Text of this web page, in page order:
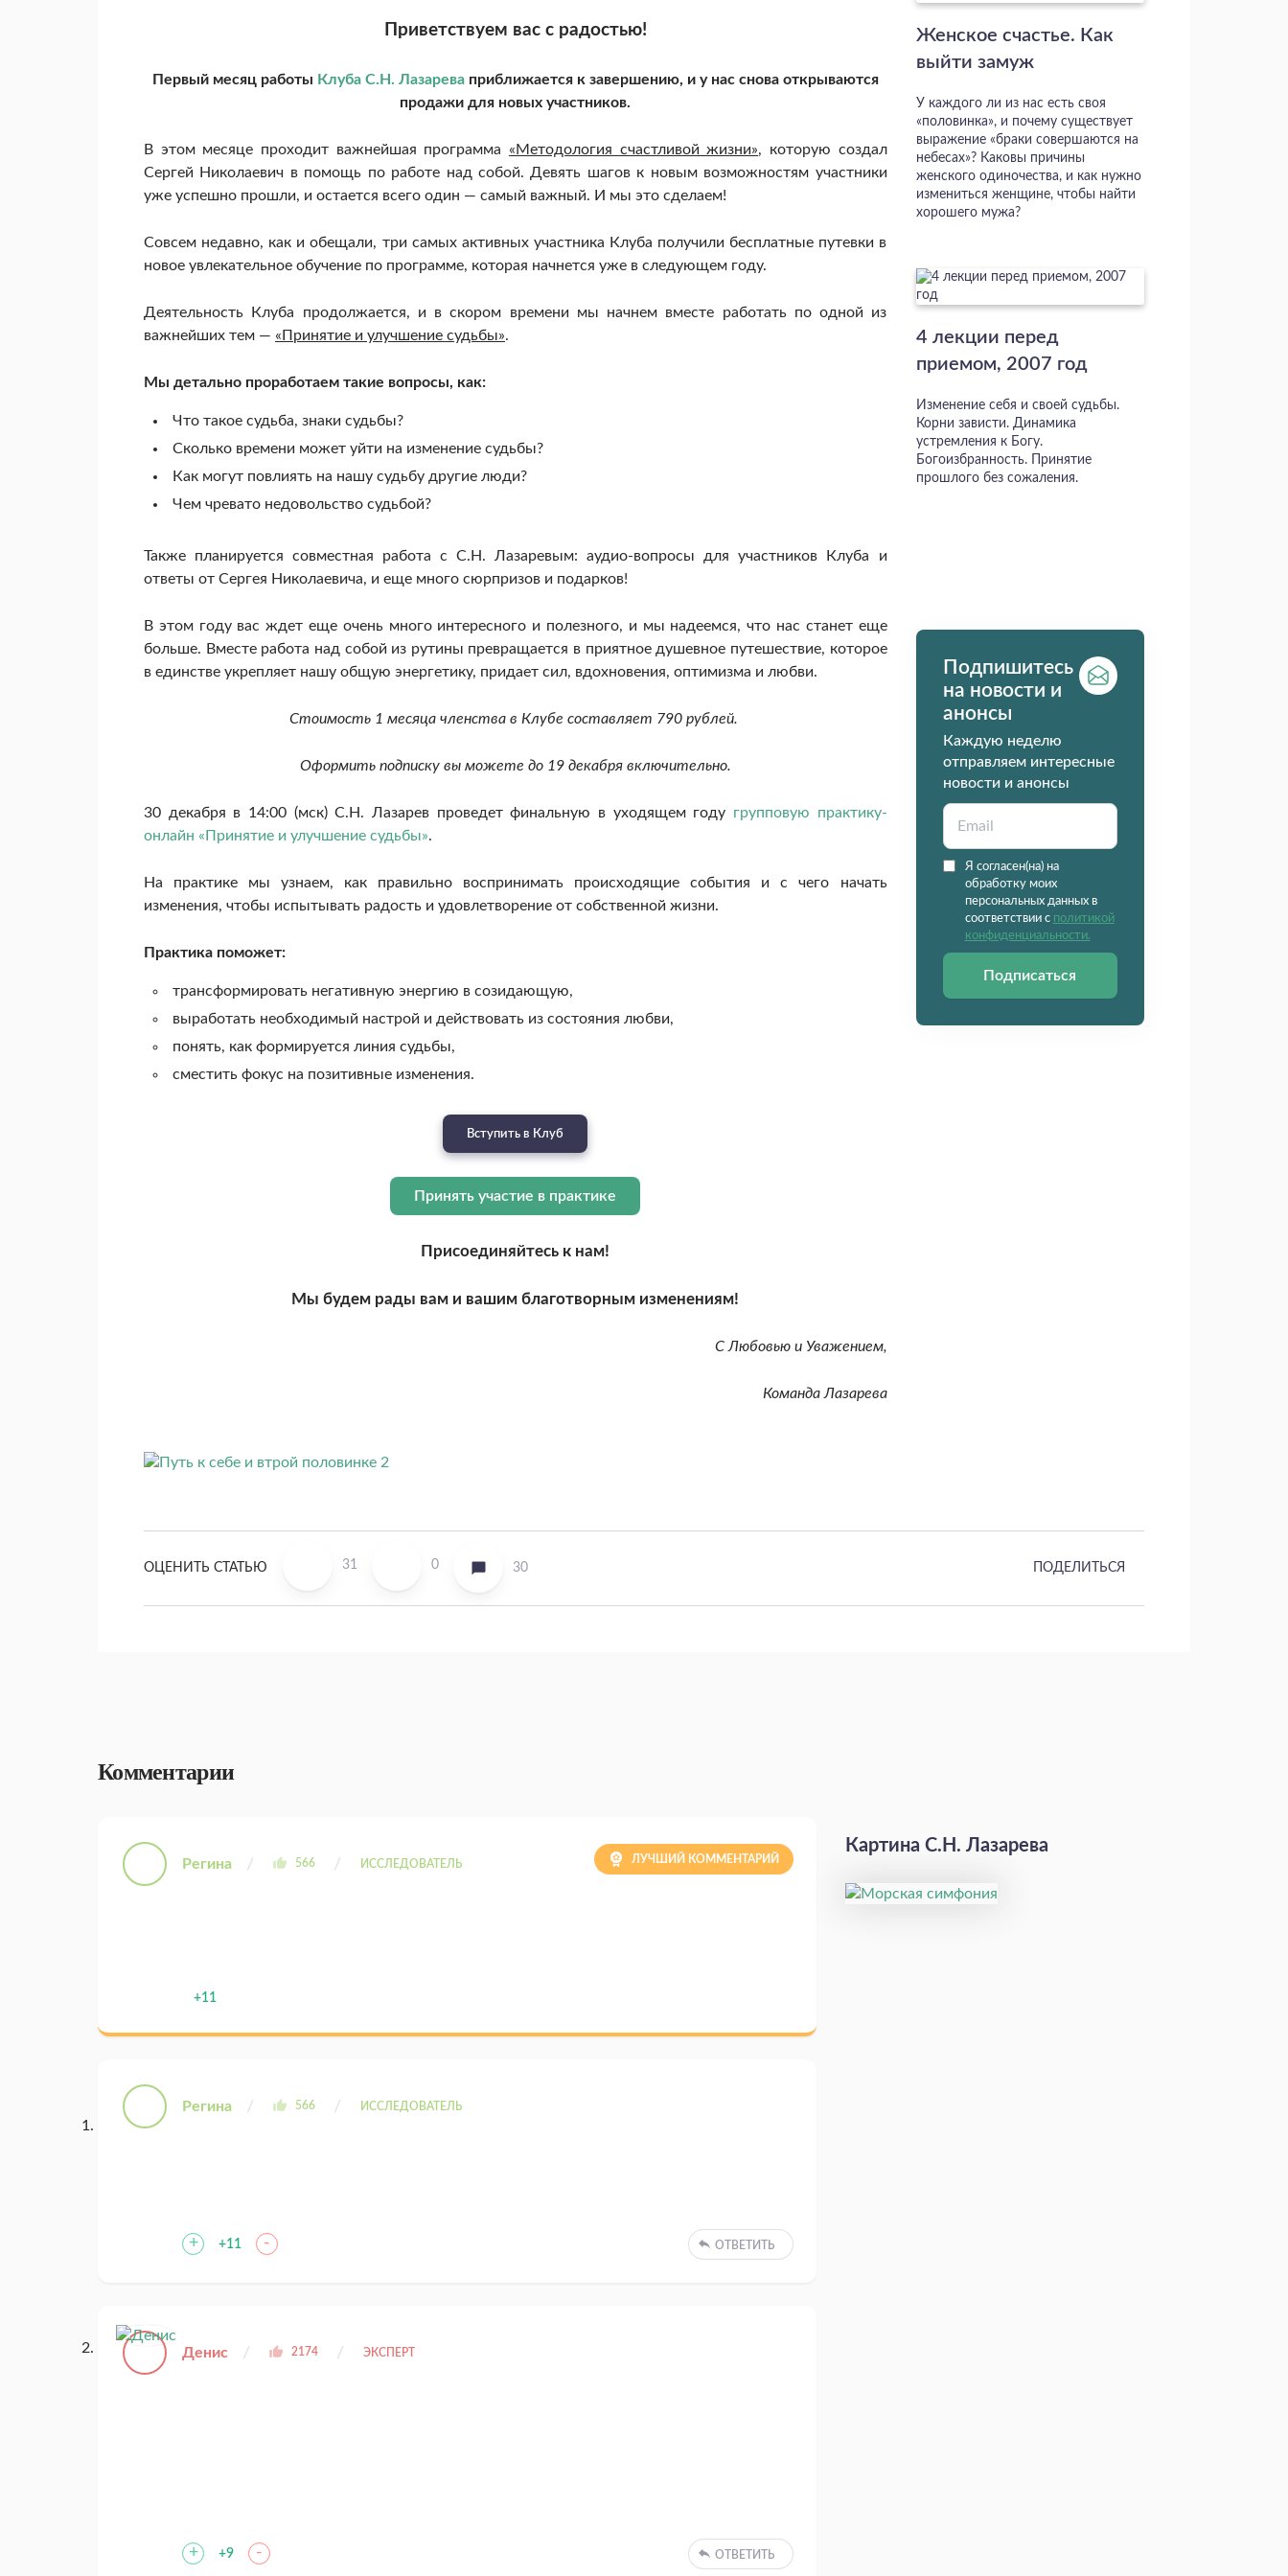
Приветствуем вас с радостью!
Первый месяц работы Клуба С.Н. Лазареваприближается к завершению, и у нас снова открываются
продажи для новых участников.
В этом месяце проходит важнейшая программа «Методология счастливой жизни», которую создал
Сергей Николаевич в помощь по работе над собой. Девять шагов к новым возможностям участники
уже успешно прошли, и остается всего один — самый важный. И мы это сделаем!
Совсем недавно, как и обещали, три самых активных участника Клуба получили бесплатные путевки в
новое увлекательное обучение по программе, которая начнется уже в следующем году.
Деятельность Клуба продолжается, и в скором времени мы начнем вместе работать по одной из
важнейших тем — «Принятие и улучшение судьбы».
Мы детально проработаем такие вопросы, как:
Что такое судьба, знаки судьбы?
Сколько времени может уйти на изменение судьбы?
Как могут повлиять на нашу судьбу другие люди?
Чем чревато недовольство судьбой?
Также планируется совместная работа с С.Н. Лазаревым: аудио-вопросы для участников Клуба и
ответы от Сергея Николаевича, и еще много сюрпризов и подарков!
В этом году вас ждет еще очень много интересного и полезного, и мы надеемся, что нас станет еще
больше. Вместе работа над собой из рутины превращается в приятное душевное путешествие, которое
в единстве укрепляет нашу общую энергетику, придает сил, вдохновения, оптимизма и любви.
Стоимость 1 месяца членства в Клубе составляет 790 рублей.
Оформить подписку вы можете до 19 декабря включительно.
30 декабря в 14:00 (мск) С.Н. Лазарев проведет финальную в уходящем году групповую практику-
онлайн «Принятие и улучшение судьбы».
На практике мы узнаем, как правильно воспринимать происходящие события и с чего начать
изменения, чтобы испытывать радость и удовлетворение от собственной жизни.
Практика поможет:
трансформировать негативную энергию в созидающую,
выработать необходимый настрой и действовать из состояния любви,
понять, как формируется линия судьбы,
сместить фокус на позитивные изменения.
Вступить в Клуб
Принять участие в практике
Присоединяйтесь к нам!
Мы будем рады вам и вашим благотворным изменениям!
С Любовью и Уважением,
Команда Лазарева
Женское счастье. Как
выйти замуж
У каждого ли из нас есть своя
«половинка», и почему существует
выражение «браки совершаются на
небесах»? Каковы причины
женского одиночества, и как нужно
измениться женщине, чтобы найти
хорошего мужа?
4 лекции перед
приемом, 2007 год
Изменение себя и своей судьбы.
Корни зависти. Динамика
устремления к Богу.
Богоизбранность. Принятие
прошлого без сожаления.
Подпишитесь
на новости и
анонсы
Каждую неделю
отправляем интересные
новости и анонсы
Я согласен(на) на
обработку моих
персональных данных в
соответствии с политикой
конфиденциальности.
Подписаться
ОЦЕНИТЬ СТАТЬЮ 31 0 30 ПОДЕЛИТЬСЯ
Комментарии
Регина 566 ИССЛЕДОВАТЕЛЬ ЛУЧШИЙ КОММЕНТАРИЙ
+11
Регина 566 ИССЛЕДОВАТЕЛЬ
+ +11 - ОТВЕТИТЬ
Денис 2174 ЭКСПЕРТ
+ +9 - ОТВЕТИТЬ
Картина С.Н. Лазарева